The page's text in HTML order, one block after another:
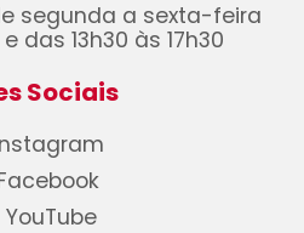
segunda a sexta-feira
das 13h30 às 17h30
Sociais
YouTube